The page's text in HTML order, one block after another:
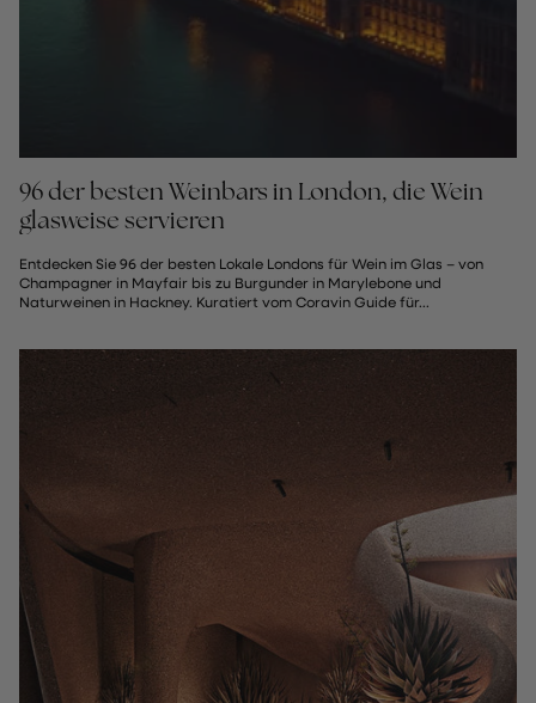
96 der besten Weinbars in London, die Wein
glasweise servieren
Entdecken Sie 96 der besten Lokale Londons für Wein im Glas – von
Champagner in Mayfair bis zu Burgunder in Marylebone und
Naturweinen in Hackney. Kuratiert vom Coravin Guide für...